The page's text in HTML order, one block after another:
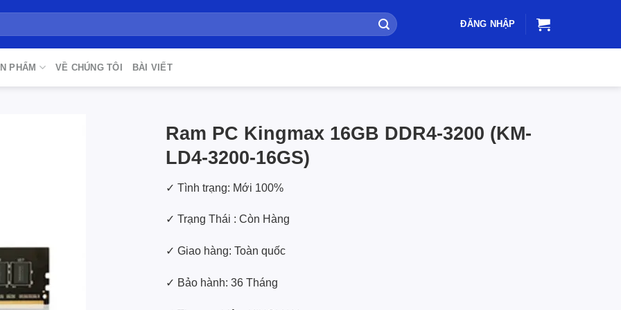
ĐĂNG NHẬP
PHẨM VỀ CHÚNG TÔI BÀI VIẾT
Ram PC Kingmax 16GB DDR4-3200 (KM-
LD4-3200-16GS)
✓ Tình trạng: Mới 100%
✓ Trạng Thái : Còn Hàng
✓ Giao hàng: Toàn quốc
✓ Bảo hành: 36 Tháng